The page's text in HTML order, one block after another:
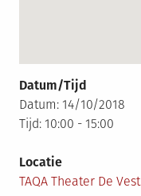
Datum/Tijd
Datum: 14/10/2018
Tijd: 10:00 - 15:00
Locatie
TAQA Theater De Vest